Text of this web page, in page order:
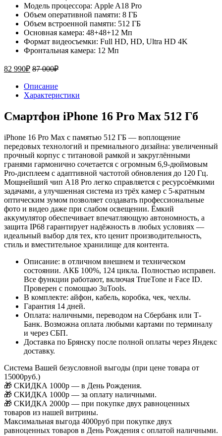
Модель процессора: Apple A18 Pro
Объем оперативной памяти: 8 ГБ
Объем встроенной памяти: 512 ГБ
Основная камера: 48+48+12 Мп
Формат видеосъемки: Full HD, HD, Ultra HD 4K
Фронтальная камера: 12 Мп
82 990₽ 87 000₽
Описание
Характеристики
Смартфон iPhone 16 Pro Max 512 Гб
iPhone 16 Pro Max с памятью 512 ГБ — воплощение
передовых технологий и премиального дизайна: увеличенный
прочный корпус с титановой рамкой и закруглёнными
гранями гармонично сочетается с огромным 6,9‑дюймовым
Pro‑дисплеем с адаптивной частотой обновления до 120 Гц.
Мощнейший чип A18 Pro легко справляется с ресурсоёмкими
задачами, а улучшенная система из трёх камер с 5‑кратным
оптическим зумом позволяет создавать профессиональные
фото и видео даже при слабом освещении. Ёмкий
аккумулятор обеспечивает впечатляющую автономность, а
защита IP68 гарантирует надёжность в любых условиях —
идеальный выбор для тех, кто ценит производительность,
стиль и вместительное хранилище для контента.
Описание: в отличном внешнем и техническом
состоянии. АКБ 100%, 124 цикла. Полностью исправен.
Все функции работают, включая TrueTone и Face ID.
Проверен с помощью 3uTools.
В комплекте: айфон, кабель, коробка, чек, чехлы.
Гарантия 14 дней.
Оплата: наличными, переводом на Сбербанк или Т-
Банк. Возможна оплата любыми картами по терминалу
и через СБП.
Доставка по Брянску после полной оплаты через Яндекс
доставку.
Система Вашей безусловной выгоды (при цене товара от
15000руб.)
🎁 СКИДКА 1000р — в День Рождения.
🎁 СКИДКА 1000р — за оплату наличными.
🎁 СКИДКА 2000р — при покупке двух равноценных
товаров из нашей витрины.
Максимальная выгода 4000руб при покупке двух
равноценных товаров в День Рождения с оплатой наличными.